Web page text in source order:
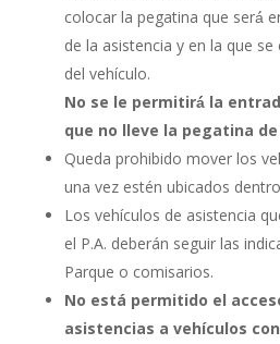
colocar la pegatina que será́
de la asistencia y en la que
del vehículo.
No se le permitirá́ la
que no lleve la pegatina
Queda prohibido mover los
una vez estén ubicados
Los vehículos de asistencia
el P.A. deberán seguir las
Parque o comisarios.
No está permitido el
asistencias a vehículos